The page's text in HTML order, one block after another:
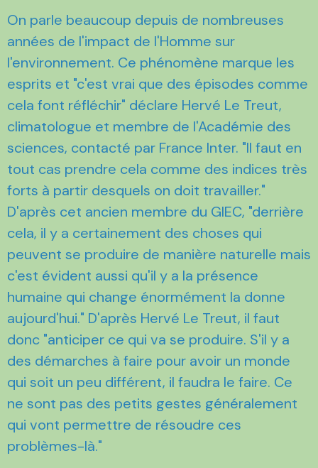
On parle beaucoup depuis de nombreuses
années de l'impact de l'Homme sur
l'environnement. Ce phénomène marque les
esprits et "c'est vrai que des épisodes comme
cela font réfléchir" déclare Hervé Le Treut,
climatologue et membre de l'Académie des
sciences, contacté par France Inter. "Il faut en
tout cas prendre cela comme des indices très
forts à partir desquels on doit travailler."
D'après cet ancien membre du GIEC, "derrière
cela, il y a certainement des choses qui
peuvent se produire de manière naturelle mais
c'est évident aussi qu'il y a la présence
humaine qui change énormément la donne
aujourd'hui." D'après Hervé Le Treut, il faut
donc "anticiper ce qui va se produire. S'il y a
des démarches à faire pour avoir un monde
qui soit un peu différent, il faudra le faire. Ce
ne sont pas des petits gestes généralement
qui vont permettre de résoudre ces
problèmes-là."